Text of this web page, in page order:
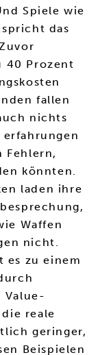
Spiele wie
das
40 Prozent
fallen
nichts
erfahrungen
Fehlern,
könnten.
laden ihre
Waffen
nicht.
es zu einem
Value-
reale
geringer,
Beispielen